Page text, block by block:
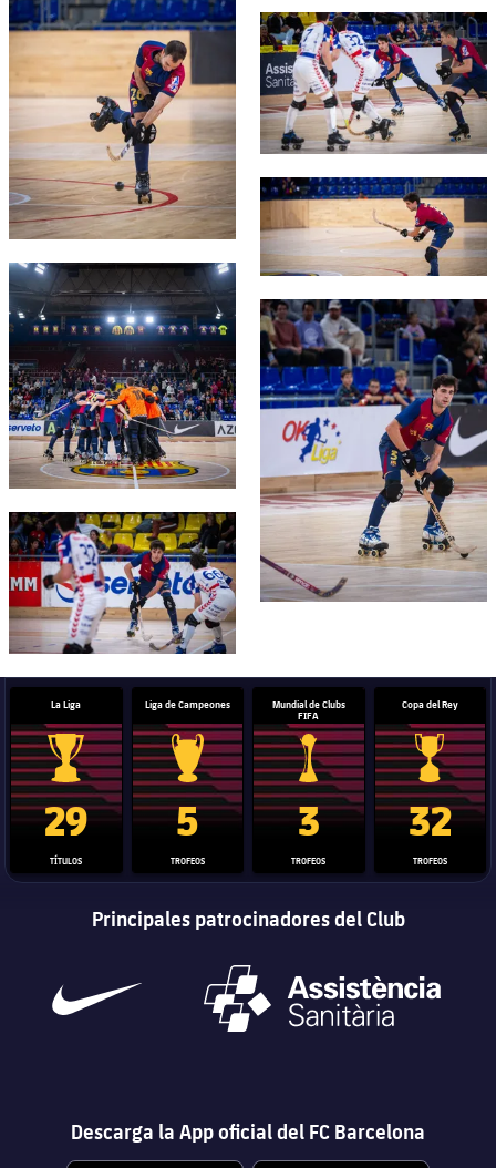
FC Barcelona club badge
FC Barcelona club badge
FC Barcelona club badge
FC Barcelona club badge
FC Barcelona club badge
La Liga
Trofeo de La Liga
29
TÍTULOS
Liga de Campeones
Trofeo de la Liga de Campeones
5
TROFEOS
Mundial de Clubs
FIFA
Trofeo del Mundial de
3
TROFEOS
Copa del Rey
Copa del
32
TROFEOS
Principales patrocinadores del Club
Descarga la App oficial del FC Barcelona